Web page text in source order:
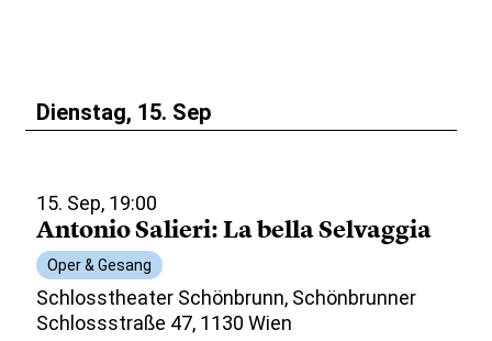
Dienstag, 15. Sep
15. Sep, 19:00
Antonio Salieri: La bella Selvaggia
Oper & Gesang
Schlosstheater Schönbrunn, Schönbrunner
Schlossstraße 47, 1130 Wien